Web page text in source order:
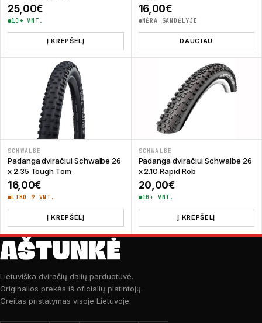
25,00€
10+ VNT.
Į KREPŠELĮ
16,00€
NĖRA SANDĖLYJE
DAUGIAU
SCHWALBE
Padanga dviračiui Schwalbe 26
x 2.35 Tough Tom
16,00€
LIKO 9 VNT.
Į KREPŠELĮ
SCHWALBE
Padanga dviračiui Schwalbe 26
x 2.10 Rapid Rob
20,00€
10+ VNT.
Į KREPŠELĮ
Lietuviška dviračių dalių parduotuvė.
Originalios prekės iš oficialių platintojų.
Greitas pristatymas visoje Lietuvoje.